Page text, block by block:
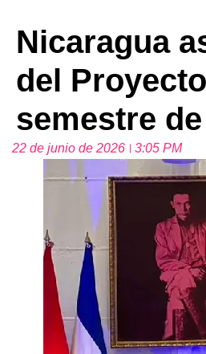
Nicaragua
del
semestre
22 de junio de 2026 3:05 PM